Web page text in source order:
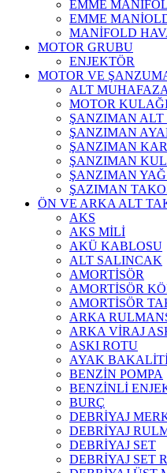
EMME
EMME
MANİFOLD
MOTOR GRUBU
ENJEKTÖR
MOTOR VE
ALT
MOTOR
ŞANZIMAN
ŞANZIMAN
ŞANZIMAN
ŞANZIMAN
ŞANZIMAN
ŞAZIMAN
ÖN VE ARKA ALT
AKS
AKS MİLİ
AKÜ KABLOSU
ALT SALINCAK
AMORTİSÖR
AMORTİSÖR
AMORTİSÖR
ARKA
ARKA VİRAJ
ASKI ROTU
AYAK
BENZİN POMPA
BENZİNLİ
BURÇ
DEBRİYAJ
DEBRİYAJ
DEBRİYAJ SET
DEBRİYAJ SET